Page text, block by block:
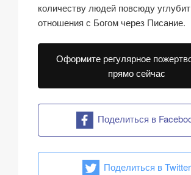
количеству людей повсюду
отношения с Богом через Писание.
Оформите регулярное
прямо сейчас
Поделиться в
Поделиться в Twitter